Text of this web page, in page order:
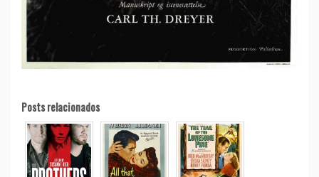
Posts relacionados